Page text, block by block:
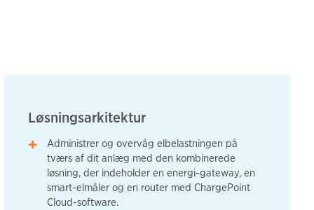
Løsningsarkitektur
Administrer og overvåg elbelastningen på
tværs af dit anlæg med den kombinerede
løsning, der indeholder en energi-gateway, en
smart-elmåler og en router med ChargePoint
Cloud-software.